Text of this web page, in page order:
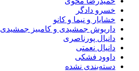
خسرو دادگر
خشایار و نیما و کانو
داریوش جمشیدی و کامبیز جمشیدی
دانیال پورناصری
دانیال نعمتی
داوود فشکی
دسته‌بندی نشده